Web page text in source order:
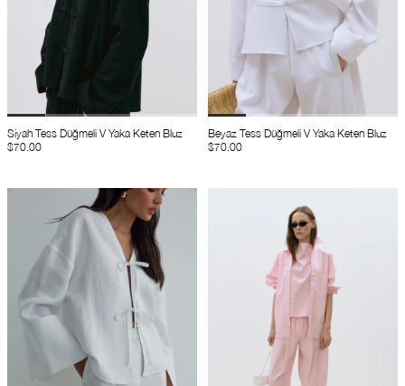
Siyah Tess Düğmeli V Yaka Keten Bluz
$70.00
Beyaz Tess Düğmeli V Yaka Keten Bluz
$70.00